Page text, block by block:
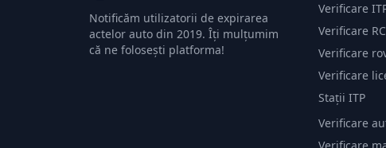
Notificăm utilizatorii de expirarea
actelor auto din 2019. Îți mulțumim
că ne folosești platforma!
Verificare
Verificare
Verificare
Verificare
Stații ITP
Verificare